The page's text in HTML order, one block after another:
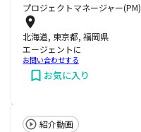
プロジェクトマネージャー(PM)
北海道, 東京都, 福岡県
エージェントに
お問い合わせする
お気に入り
紹介動画